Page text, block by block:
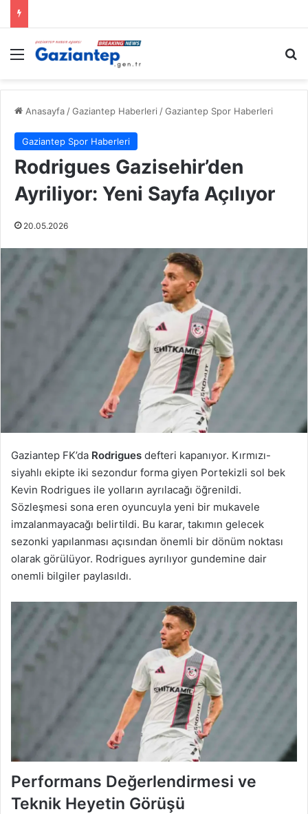
Menü
Anasayfa /Gaziantep Haberleri /Gaziantep Spor Haberleri
Gaziantep Spor Haberleri
Rodrigues Gazisehir’den
Ayriliyor: Yeni Sayfa Açılıyor
20.05.2026
Gaziantep FK’da Rodrigues defteri kapanıyor. Kırmızı-
siyahlı ekipte iki sezondur forma giyen Portekizli sol bek
Kevin Rodrigues ile yolların ayrılacağı öğrenildi.
Sözleşmesi sona eren oyuncuyla yeni bir mukavele
imzalanmayacağı belirtildi. Bu karar, takımın gelecek
sezonki yapılanması açısından önemli bir dönüm noktası
olarak görülüyor. Rodrigues ayrılıyor gundemine dair
onemli bilgiler paylasıldı.
Performans Değerlendirmesi ve
Teknik Heyetin Görüşü